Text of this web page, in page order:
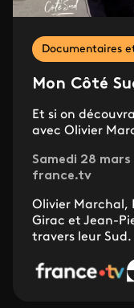
Documentaires
Mon Côté
Et si on
avec Olivier
Samedi 28
france.tv
Olivier Marchal,
Girac et Jean-
travers leur Sud.